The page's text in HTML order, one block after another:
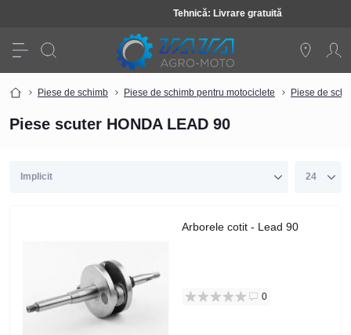
Tehnică: Livrare gratuită
Piese de schimb Piese de schimb pentru motociclete Piese de
Piese scuter HONDA LEAD 90
Arborele cotit - Lead 90
0